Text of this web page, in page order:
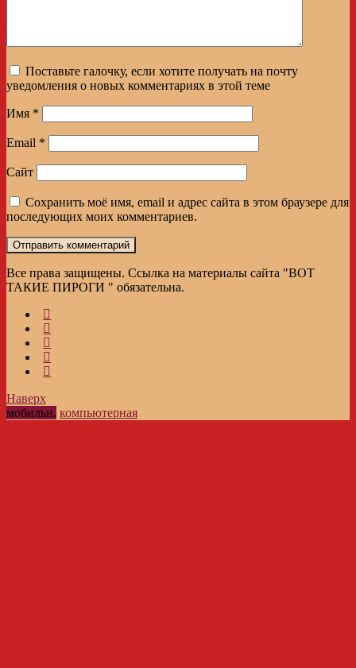
Поставьте галочку, если хотите получать на почту
уведомления о новых комментариях в этой теме
Имя *
Email *
Сайт
Сохранить моё имя, email и адрес сайта в этом браузере для
последующих моих комментариев.
Все права защищены. Ссылка на материалы сайта "ВОТ
ТАКИЕ ПИРОГИ " обязательна.
Наверх
мобильн. компьютерная